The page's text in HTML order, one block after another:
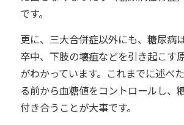
です。
更に、三大合併症以外にも、糖尿病
卒中、下肢の壊疽などを引き起こす
がわかっています。これまでに述べ
る前から血糖値をコントロールし、
付き合うことが大事です。